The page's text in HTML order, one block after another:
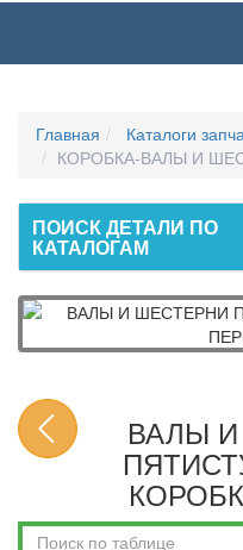
Главная Каталоги
КОРОБКА-ВАЛЫ И
ПОИСК ДЕТАЛИ ПО
КАТАЛОГАМ
ВАЛЫ